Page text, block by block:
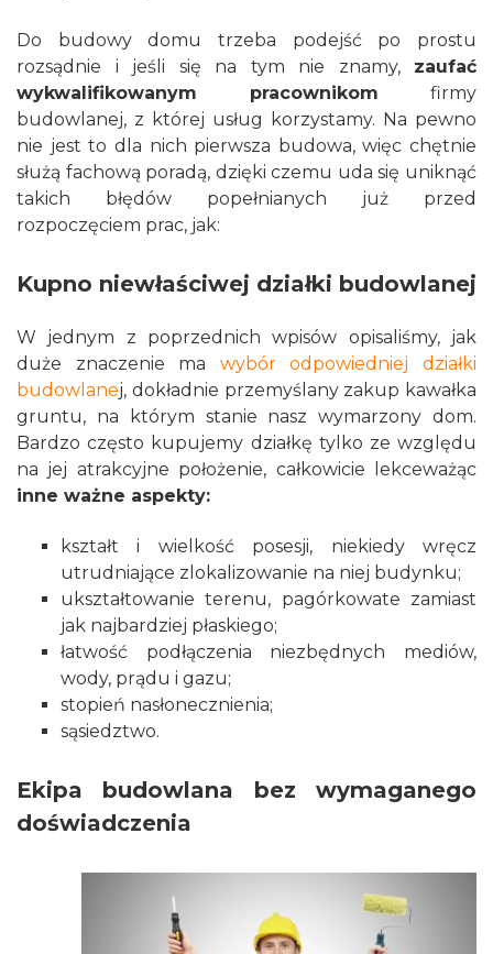
Do budowy domu trzeba podejść po prostu
rozsądnie i jeśli się na tym nie znamy, zaufać
wykwalifikowanym pracownikom firmy
budowlanej, z której usług korzystamy. Na pewno
nie jest to dla nich pierwsza budowa, więc chętnie
służą fachową poradą, dzięki czemu uda się uniknąć
takich błędów popełnianych już przed
rozpoczęciem prac, jak:
Kupno niewłaściwej działki budowlanej
W jednym z poprzednich wpisów opisaliśmy, jak
duże znaczenie ma wybór odpowiedniej działki
budowlanej, dokładnie przemyślany zakup kawałka
gruntu, na którym stanie nasz wymarzony dom.
Bardzo często kupujemy działkę tylko ze względu
na jej atrakcyjne położenie, całkowicie lekceważąc
inne ważne aspekty:
kształt i wielkość posesji, niekiedy wręcz
utrudniające zlokalizowanie na niej budynku;
ukształtowanie terenu, pagórkowate zamiast
jak najbardziej płaskiego;
łatwość podłączenia niezbędnych mediów,
wody, prądu i gazu;
stopień nasłonecznienia;
sąsiedztwo.
Ekipa budowlana bez wymaganego
doświadczenia